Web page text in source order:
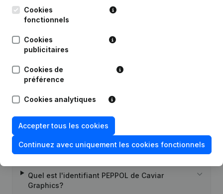
29-05-2024
(Traduction, Coordination, Autres
20-12-2018
Rubrique Constitution (Nouvelle
Questions fréquemment posées
Quel est le numéro de TVA de Caviar Graphics?
Quel est l'identifiant PEPPOL de Caviar
Graphics?
Cookies
fonctionnels
Cookies
publicitaires
Cookies de
préférence
Cookies analytiques
Accepter tous les cookies
Continuez avec uniquement les cookies fonctionnels